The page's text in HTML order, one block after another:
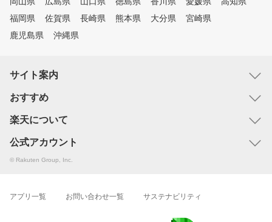
福岡県
佐賀県 長崎県 熊本県 大分県
宮崎県
鹿児島県
沖縄県
サイト案内
おすすめ
楽天について
公式アカウント
© Rakuten Group, Inc.
アプリ一覧 お問い合わせ一覧 サステナビリティ